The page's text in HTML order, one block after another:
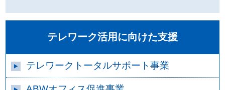
テレワーク活用に向けた支援
テレワークトータルサポート事業